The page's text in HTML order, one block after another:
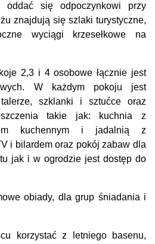
oddać się odpoczynkowi przy
znajdują się szlaki turystyczne,
wyciągi krzesełkowe na
2,3 i 4 osobowe łącznie jest
W każdym pokoju jest
szklanki i sztućce oraz
takie jak: kuchnia z
kuchennym i jadalnią z
i bilardem oraz pokój zabaw dla
jak i w ogrodzie jest dostęp do
obiady, dla grup śniadania i
korzystać z letniego basenu,